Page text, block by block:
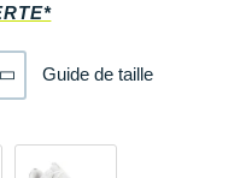
Guide de taille